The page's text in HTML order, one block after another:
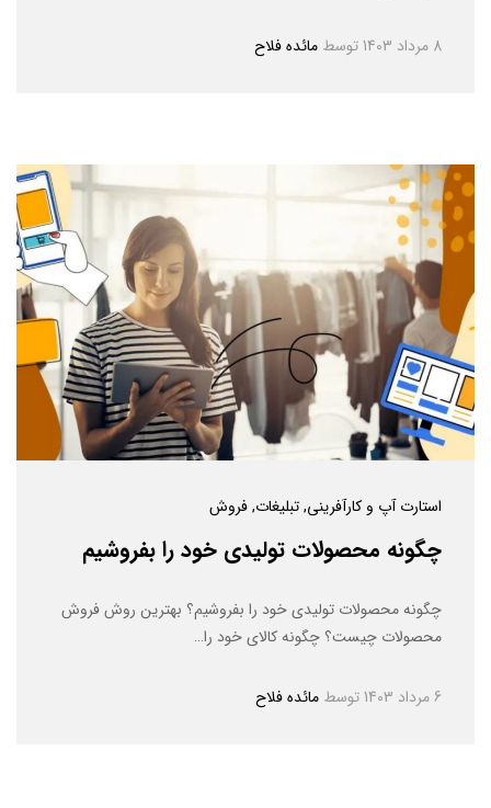
8 مرداد 1403 توسط مائده فلاح
استارت آپ و کارآفرینی, تبلیغات, فروش
چگونه محصولات تولیدی خود را بفروشیم
چگونه محصولات تولیدی خود را بفروشیم؟ بهترین روش فروش
محصولات چیست؟ چگونه کالای خود را…
6 مرداد 1403 توسط مائده فلاح